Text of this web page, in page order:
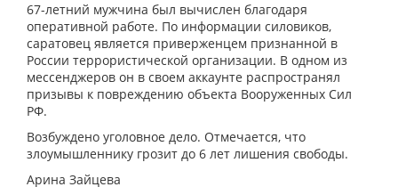
67-летний мужчина был вычислен благодаря
оперативной работе. По информации силовиков,
саратовец является приверженцем признанной в
России террористической организации. В одном из
мессенджеров он в своем аккаунте распространял
призывы к повреждению объекта Вооруженных Сил
РФ.
Возбуждено уголовное дело. Отмечается, что
злоумышленнику грозит до 6 лет лишения свободы.
Арина Зайцева